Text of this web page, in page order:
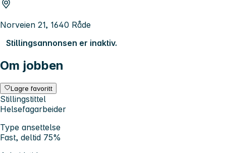
Norveien 21, 1640 Råde
Stillingsannonsen er inaktiv.
Om jobben
Lagre favoritt
Stillingstittel
Helsefagarbeider
Type ansettelse
Fast, deltid 75%